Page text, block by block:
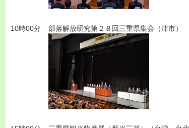
10時00分 部落解放研究第２８回三重県集会（津市）